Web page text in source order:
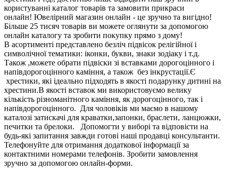
користуванні каталог товарів та замовити прикраси
онлайн! Ювелірний магазин онлайн - це зручно та вигідно!
Більше 25 тисяч товарів ви можете оглянути за допомогою
онлайн каталогу та зробити покупку прямо з дому!
В асортименті представлено безліч підвісок релігійної і
символічної тематики: іконки, букви, знаки зодіаку і т.д.
Також ,можете обрати підвіски зі вставками дорогоцінного і
напівдорогоцінного каміння, а також без інкрустації.Є
хрестики, які ідеально підходять в якості подарунку дитині на
хрестини.В якості вставок ми використовуємо велику
кількість різноманітного каміння, як дорогоцінного, так і
напівдорогоцінного. Для чоловіків ми маємо в нашому
каталозі затискачі для краватки,запонки, браслети, ланцюжки,
печитки та брелоки. Допомогти у виборі та відповісти на
будь-які запитання завжди готові наші продавці консультанти.
Телефонуйте для отримання додаткової інформації за
контактними номерами телефонів. Зробити замовлення
зручно за допомогою онлайн-форми.